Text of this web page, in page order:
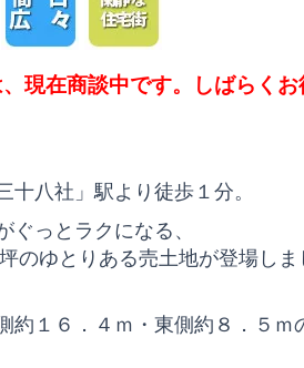
現在商談中です。しばらくお
十八社」駅より徒歩１分。
ぐっとラクになる、
のゆとりある売土地が登場しま
約１６．４ｍ・東側約８．５ｍ